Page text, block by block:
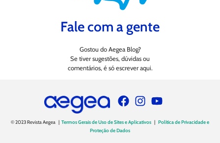
Fale com a gente
Gostou do Aegea Blog?
Se tiver sugestões, dúvidas ou
comentários, é só escrever aqui.
© 2023 Revista Aegea | Termos Gerais de Uso de Sites e Aplicativos | Política de Privacidade e
Proteção de Dados